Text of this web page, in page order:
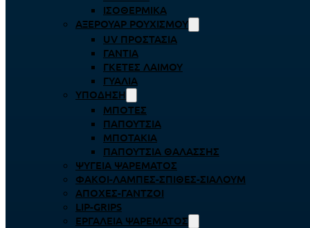
ΙΣΟΘΕΡΜΙΚΆ
ΑΞΕΡΟΥΆΡ ΡΟΥΧΙΣΜΟΎ
UV ΠΡΟΣΤΑΣΊΑ
ΓΆΝΤΙΑ
ΓΚΈΤΕΣ ΛΑΊΜΟΥ
ΓΥΑΛΙΆ
ΥΠΌΔΗΣΗ
ΜΠΌΤΕΣ
ΠΑΠΟΎΤΣΙΑ
ΜΠΟΤΆΚΙΑ
ΠΑΠΟΎΤΣΙΑ ΘΑΛΆΣΣΗΣ
ΨΥΓΕΊΑ ΨΑΡΈΜΑΤΟΣ
ΦΑΚΟΊ-ΛΆΜΠΕΣ-ΣΠΊΘΕΣ-ΣΊΑΛΟΥΜ
ΑΠΌΧΕΣ-ΓΆΝΤΖΟΙ
LIP-GRIPS
EΡΓΑΛΕΊΑ ΨΑΡΈΜΑΤΟΣ